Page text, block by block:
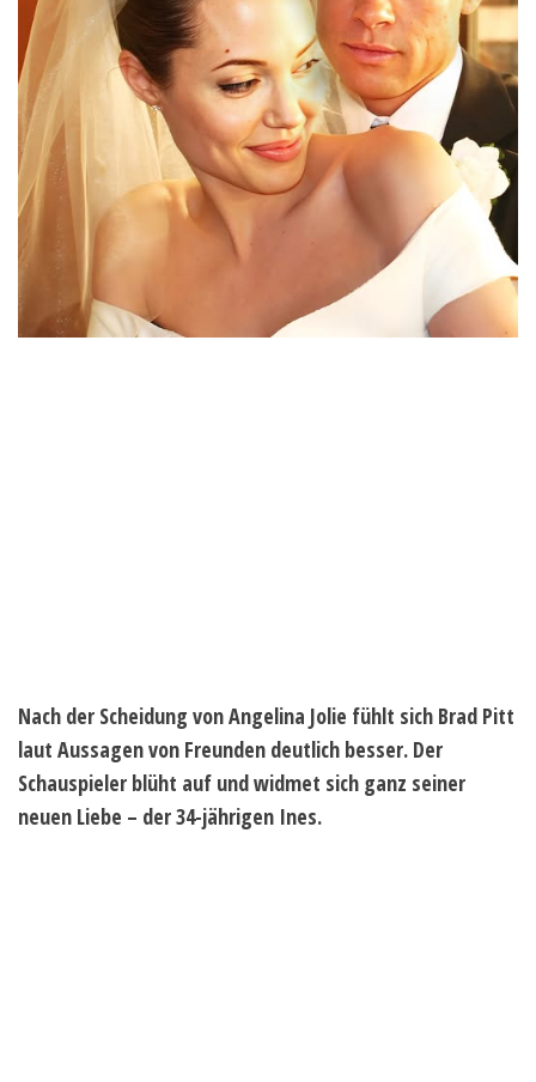
Nach der Scheidung von Angelina Jolie fühlt sich Brad Pitt
laut Aussagen von Freunden deutlich besser. Der
Schauspieler blüht auf und widmet sich ganz seiner
neuen Liebe – der 34-jährigen Ines.